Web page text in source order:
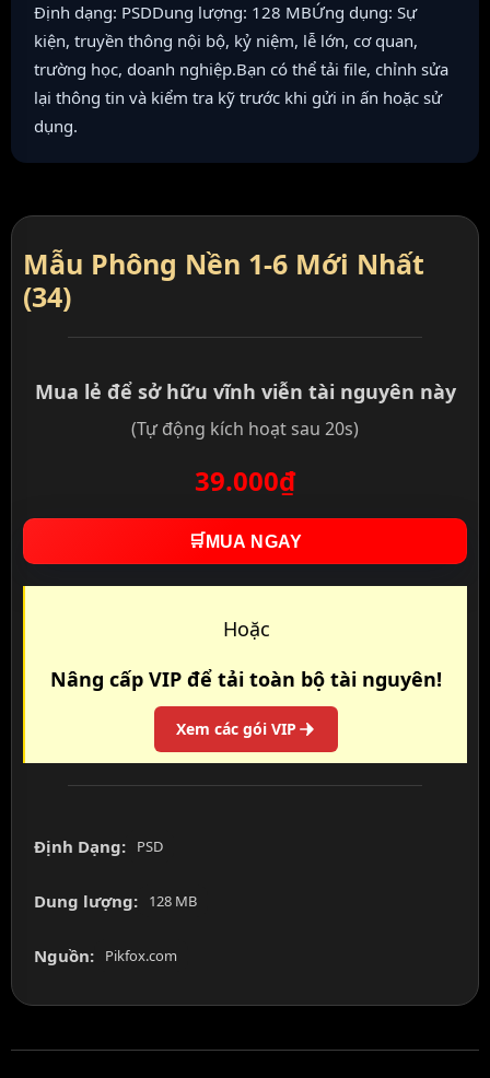
Định dạng: PSDDung lượng: 128 MBỨng dụng: Sự
kiện, truyền thông nội bộ, kỷ niệm, lễ lớn, cơ quan,
trường học, doanh nghiệp.Bạn có thể tải file, chỉnh sửa
lại thông tin và kiểm tra kỹ trước khi gửi in ấn hoặc sử
dụng.
Mẫu Phông Nền 1-6 Mới Nhất
(34)
Mua lẻ để sở hữu vĩnh viễn tài nguyên này
(Tự động kích hoạt sau 20s)
39.000₫
🛒 MUA NGAY
Hoặc
Nâng cấp VIP để tải toàn bộ tài nguyên!
Xem các gói VIP
Định Dạng: PSD
Dung lượng: 128 MB
Nguồn: Pikfox.com